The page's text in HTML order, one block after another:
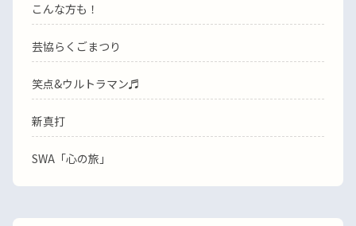
こんな方も！
芸協らくごまつり
笑点&ウルトラマン♬
新真打
SWA「心の旅」